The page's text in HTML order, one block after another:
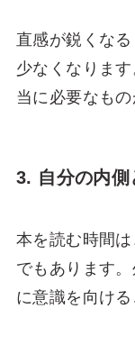
直感が鋭くな
少なくなりま
当に必要なもの
3. 自分の内側
本を読む時間
でもあります
に意識を向ける